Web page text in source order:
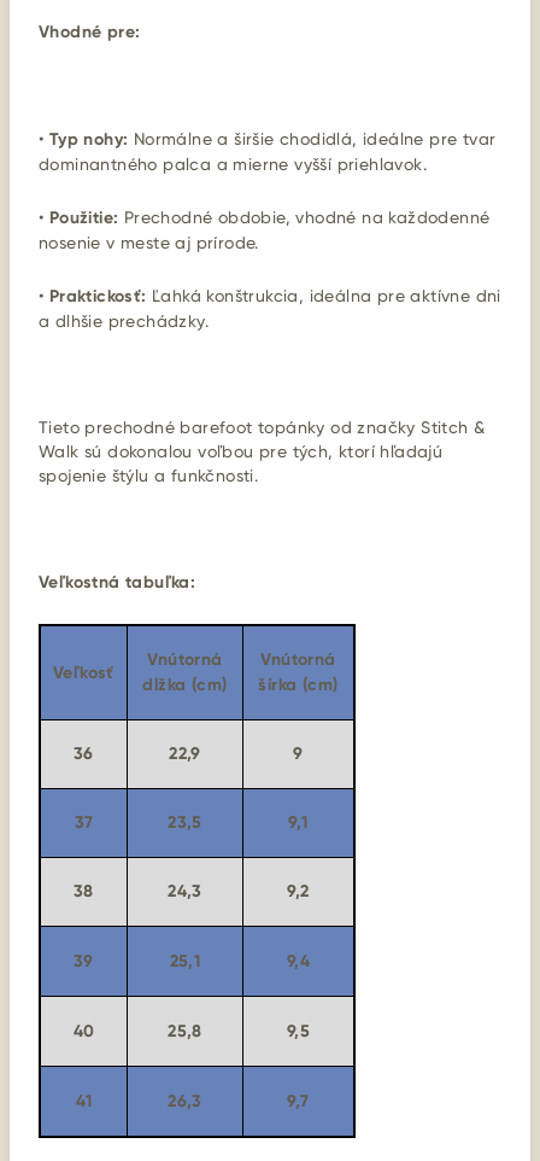
Vhodné pre:
• Typ nohy: Normálne a širšie chodidlá, ideálne pre tvar
dominantného palca a mierne vyšší priehlavok.
• Použitie: Prechodné obdobie, vhodné na každodenné
nosenie v meste aj prírode.
• Praktickosť: Ľahká konštrukcia, ideálna pre aktívne dni
a dlhšie prechádzky.
Tieto prechodné barefoot topánky od značky Stitch &
Walk sú dokonalou voľbou pre tých, ktorí hľadajú
spojenie štýlu a funkčnosti.
Veľkostná tabuľka:
Veľkosť
Vnútorná
dlžka (cm)
Vnútorná
šírka (cm)
36 22,9 9
37 23,5 9,1
38 24,3 9,2
39 25,1 9,4
40 25,8 9,5
41 26,3 9,7